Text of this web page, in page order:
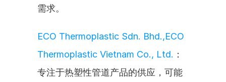
需求。
ECO Thermoplastic Sdn. Bhd.,ECO
Thermoplastic Vietnam Co., Ltd. ：
专注于热塑性管道产品的供应，可能